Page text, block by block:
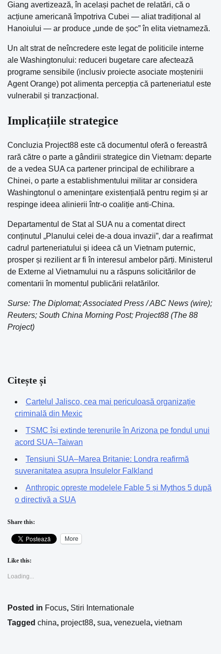
Giang avertizează, în același pachet de relatări, că o
acțiune americană împotriva Cubei — aliat tradițional al
Hanoiului — ar produce „unde de șoc” în elita vietnameză.
Un alt strat de neîncredere este legat de politicile interne
ale Washingtonului: reduceri bugetare care afectează
programe sensibile (inclusiv proiecte asociate moștenirii
Agent Orange) pot alimenta percepția că parteneriatul este
vulnerabil și tranzacțional.
Implicațiile strategice
Concluzia Project88 este că documentul oferă o fereastră
rară către o parte a gândirii strategice din Vietnam: departe
de a vedea SUA ca partener principal de echilibrare a
Chinei, o parte a establishmentului militar ar considera
Washingtonul o amenințare existențială pentru regim și ar
respinge ideea alinierii într-o coaliție anti-China.
Departamentul de Stat al SUA nu a comentat direct
conținutul „Planului celei de-a doua invazii”, dar a reafirmat
cadrul parteneriatului și ideea că un Vietnam puternic,
prosper și rezilient ar fi în interesul ambelor părți. Ministerul
de Externe al Vietnamului nu a răspuns solicitărilor de
comentarii în momentul publicării relatărilor.
Surse: The Diplomat; Associated Press / ABC News (wire);
Reuters; South China Morning Post; Project88 (The 88
Project)
Citește și
Cartelul Jalisco, cea mai periculoasă organizație
criminală din Mexic
TSMC își extinde terenurile în Arizona pe fondul unui
acord SUA–Taiwan
Tensiuni SUA–Marea Britanie: Londra reafirmă
suveranitatea asupra Insulelor Falkland
Anthropic oprește modelele Fable 5 și Mythos 5 după
o directivă a SUA
Share this:
More
Like this:
Loading...
Posted in Focus, Stiri Internationale
Tagged china, project88, sua, venezuela, vietnam